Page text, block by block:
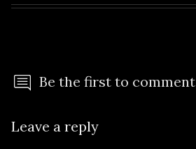
Be the first to comment
Leave a reply